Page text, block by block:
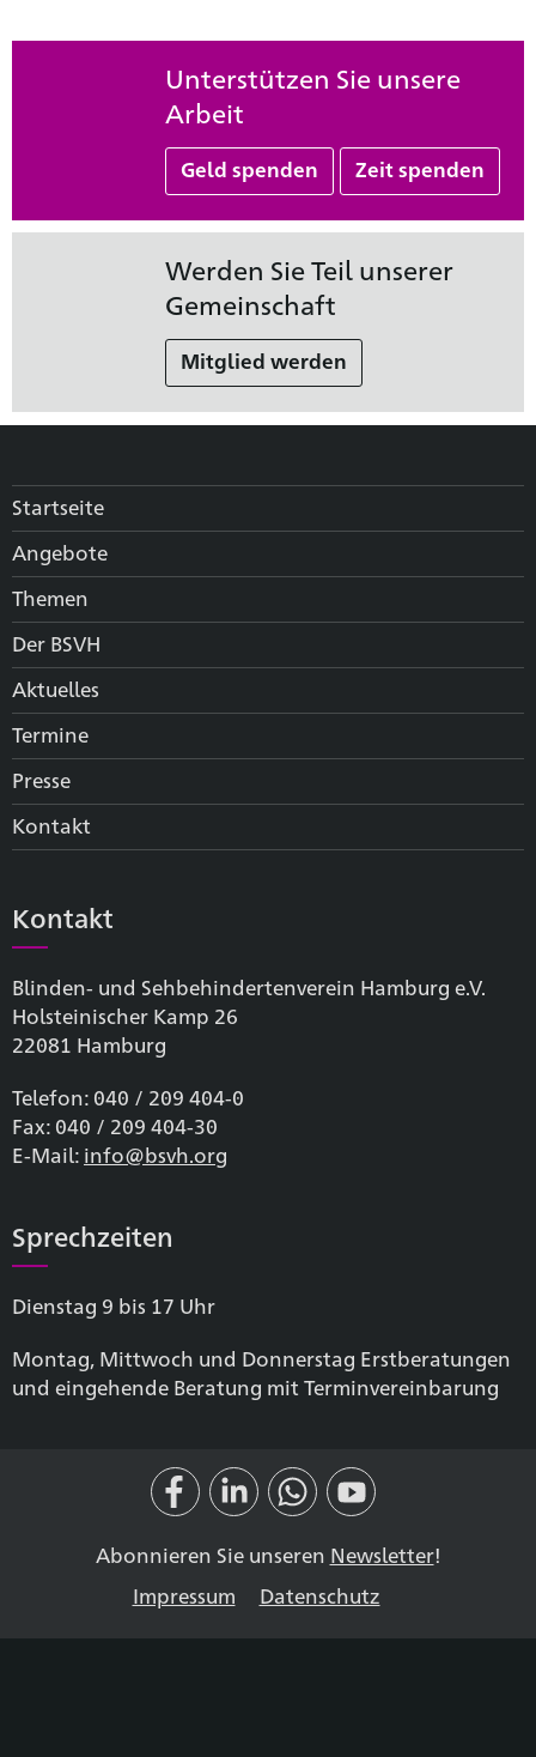
Unterstützen Sie unsere
Arbeit
Geld spenden Zeit spenden
Werden Sie Teil unserer
Gemeinschaft
Mitglied werden
Startseite
Angebote
Themen
Der BSVH
Aktuelles
Termine
Presse
Kontakt
Kontakt
Blinden- und Sehbehinderten­verein Hamburg e.V.
Holsteinischer Kamp 26
22081 Hamburg
Telefon: 040 / 209 404-0
Fax: 040 / 209 404-30
E-Mail: info@bsvh.org
Sprechzeiten
Dienstag 9 bis 17 Uhr
Montag, Mittwoch und Donnerstag Erstberatungen
und eingehende Beratung mit Terminvereinbarung
Abonnieren Sie unseren Newsletter!
Impressum
Datenschutz